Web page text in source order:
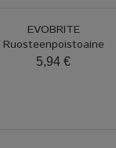
EVOBRITE
Ruosteenpoistoaine
5,94 €